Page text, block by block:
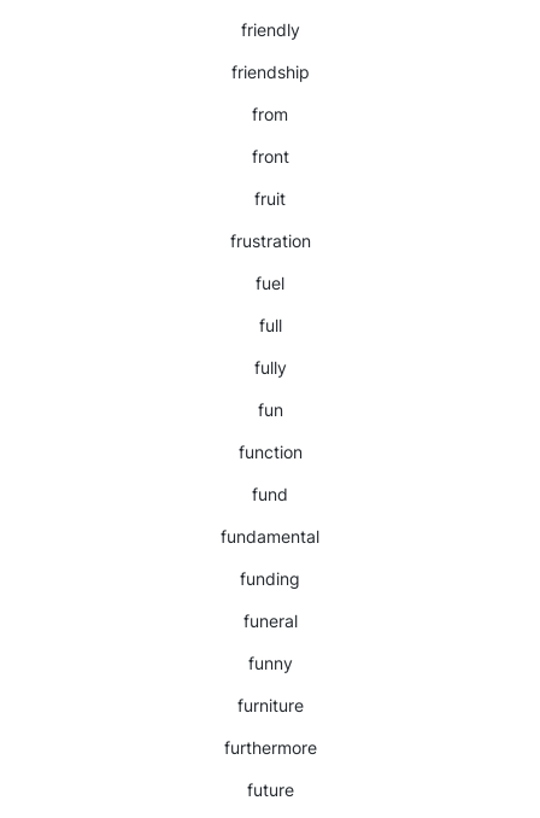
friendly
friendship
from
front
fruit
frustration
fuel
full
fully
fun
function
fund
fundamental
funding
funeral
funny
furniture
furthermore
future